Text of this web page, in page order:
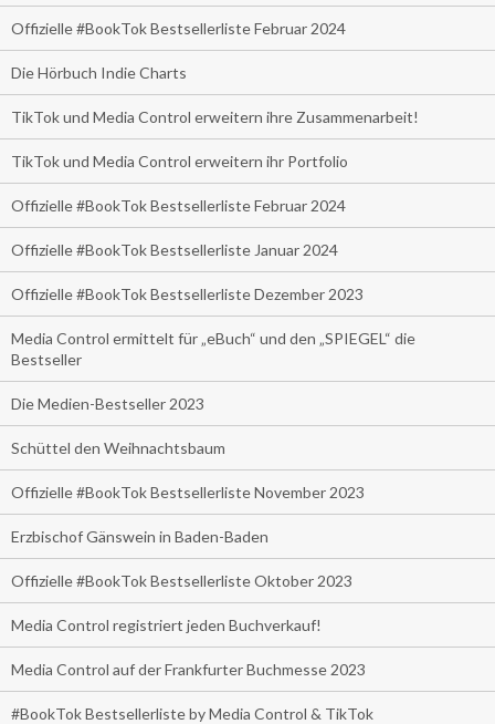
Offizielle #BookTok Bestsellerliste Februar 2024
Die Hörbuch Indie Charts
TikTok und Media Control erweitern ihre Zusammenarbeit!
TikTok und Media Control erweitern ihr Portfolio
Offizielle #BookTok Bestsellerliste Februar 2024
Offizielle #BookTok Bestsellerliste Januar 2024
Offizielle #BookTok Bestsellerliste Dezember 2023
Media Control ermittelt für „eBuch“ und den „SPIEGEL“ die
Bestseller
Die Medien-Bestseller 2023
Schüttel den Weihnachtsbaum
Offizielle #BookTok Bestsellerliste November 2023
Erzbischof Gänswein in Baden-Baden
Offizielle #BookTok Bestsellerliste Oktober 2023
Media Control registriert jeden Buchverkauf!
Media Control auf der Frankfurter Buchmesse 2023
#BookTok Bestsellerliste by Media Control & TikTok